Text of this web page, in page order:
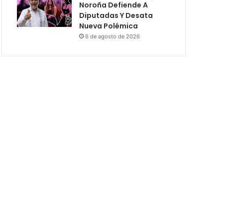
Noroña Defiende A
Diputadas Y Desata
Nueva Polémica
6 de agosto de 2026